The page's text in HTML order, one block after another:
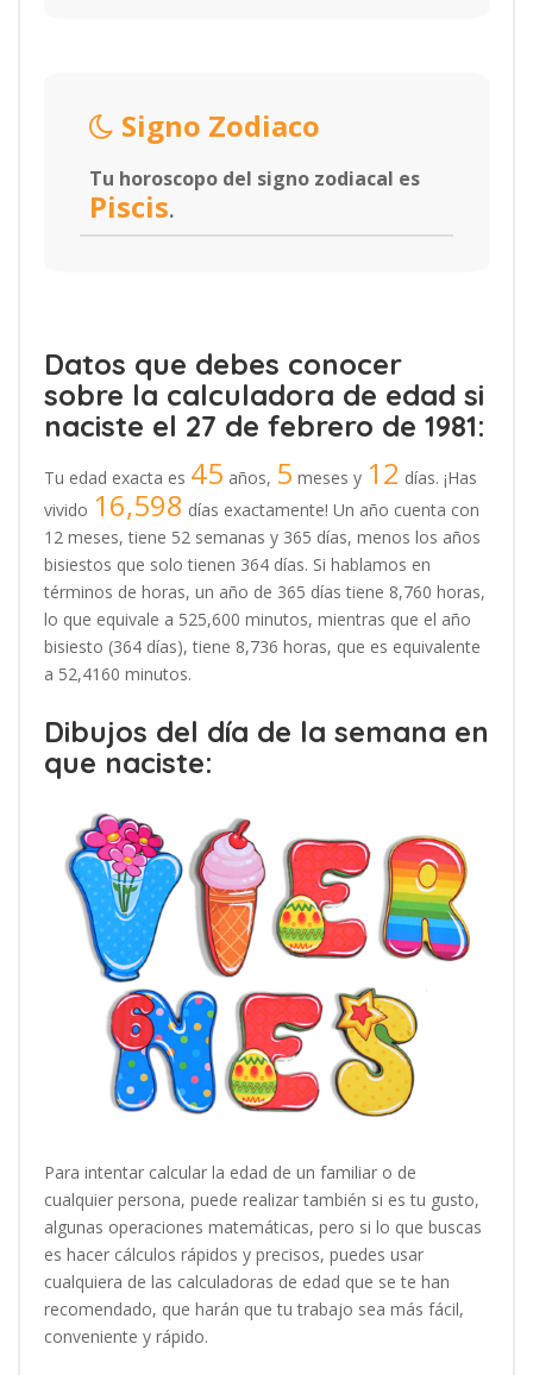
Signo Zodiaco
Tu horoscopo del signo zodiacal es
Piscis.
Datos que debes conocer
sobre la calculadora de edad si
naciste el 27 de febrero de 1981:
Tu edad exacta es 45 años, 5 meses y 12 días. ¡Has
vivido 16,598 días exactamente! Un año cuenta con
12 meses, tiene 52 semanas y 365 días, menos los años
bisiestos que solo tienen 364 días. Si hablamos en
términos de horas, un año de 365 días tiene 8,760 horas,
lo que equivale a 525,600 minutos, mientras que el año
bisiesto (364 días), tiene 8,736 horas, que es equivalente
a 52,4160 minutos.
Dibujos del día de la semana en
que naciste:
Para intentar calcular la edad de un familiar o de
cualquier persona, puede realizar también si es tu gusto,
algunas operaciones matemáticas, pero si lo que buscas
es hacer cálculos rápidos y precisos, puedes usar
cualquiera de las calculadoras de edad que se te han
recomendado, que harán que tu trabajo sea más fácil,
conveniente y rápido.